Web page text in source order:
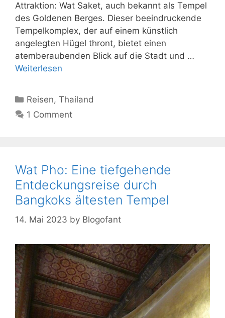
Attraktion: Wat Saket, auch bekannt als Tempel
des Goldenen Berges. Dieser beeindruckende
Tempelkomplex, der auf einem künstlich
angelegten Hügel thront, bietet einen
atemberaubenden Blick auf die Stadt und …
Weiterlesen
Kategorien
Reisen,Thailand
1 Comment
Wat Pho: Eine tiefgehende
Entdeckungsreise durch
Bangkoks ältesten Tempel
14. Mai 2023 by Blogofant